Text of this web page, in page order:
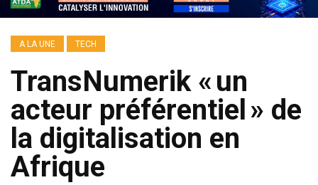
A LA UNE TECH
TransNumerik « un
acteur préférentiel » de
la digitalisation en
Afrique